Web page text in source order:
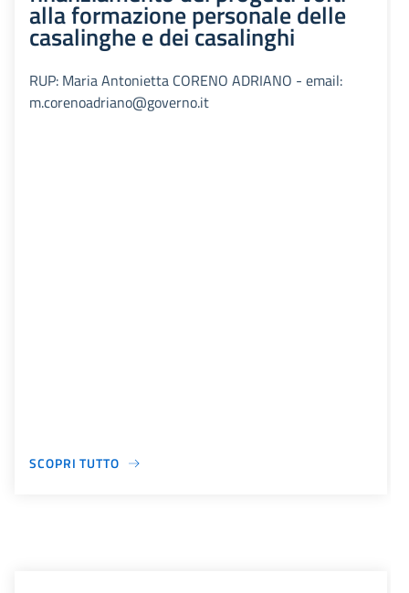
alla formazione personale delle
casalinghe e dei casalinghi
RUP: Maria Antonietta CORENO ADRIANO - email:
m.corenoadriano@governo.it
SCOPRI TUTTO